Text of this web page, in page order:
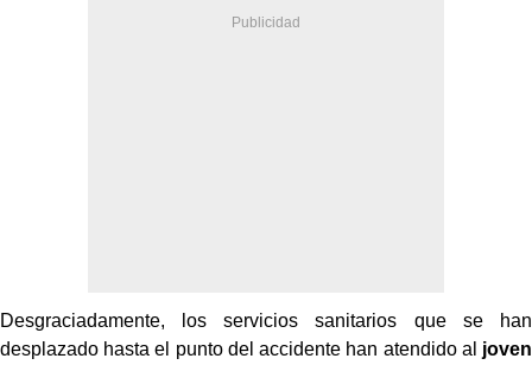
Desgraciadamente, los servicios sanitarios que se han
desplazado hasta el punto del accidente han atendido al joven